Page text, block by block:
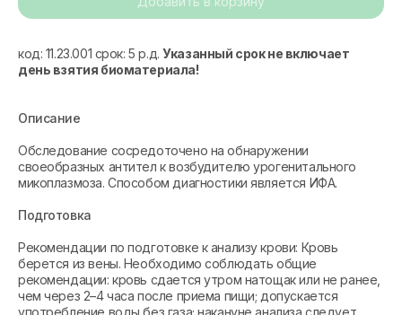
код: 11.23.001 срок: 5 р.д.Указанный срок не включает
день взятия биоматериала!
Описание
Обследование сосредоточено на обнаружении
своеобразных антител к возбудителю урогенитального
микоплазмоза. Способом диагностики является ИФА.
Подготовка
Рекомендации по подготовке к анализу крови: Кровь
берется из вены. Необходимо соблюдать общие
рекомендации: кровь сдается утром натощак или не ранее,
чем через 2–4 часа после приема пищи; допускается
употребление воды без газа; накануне анализа следует